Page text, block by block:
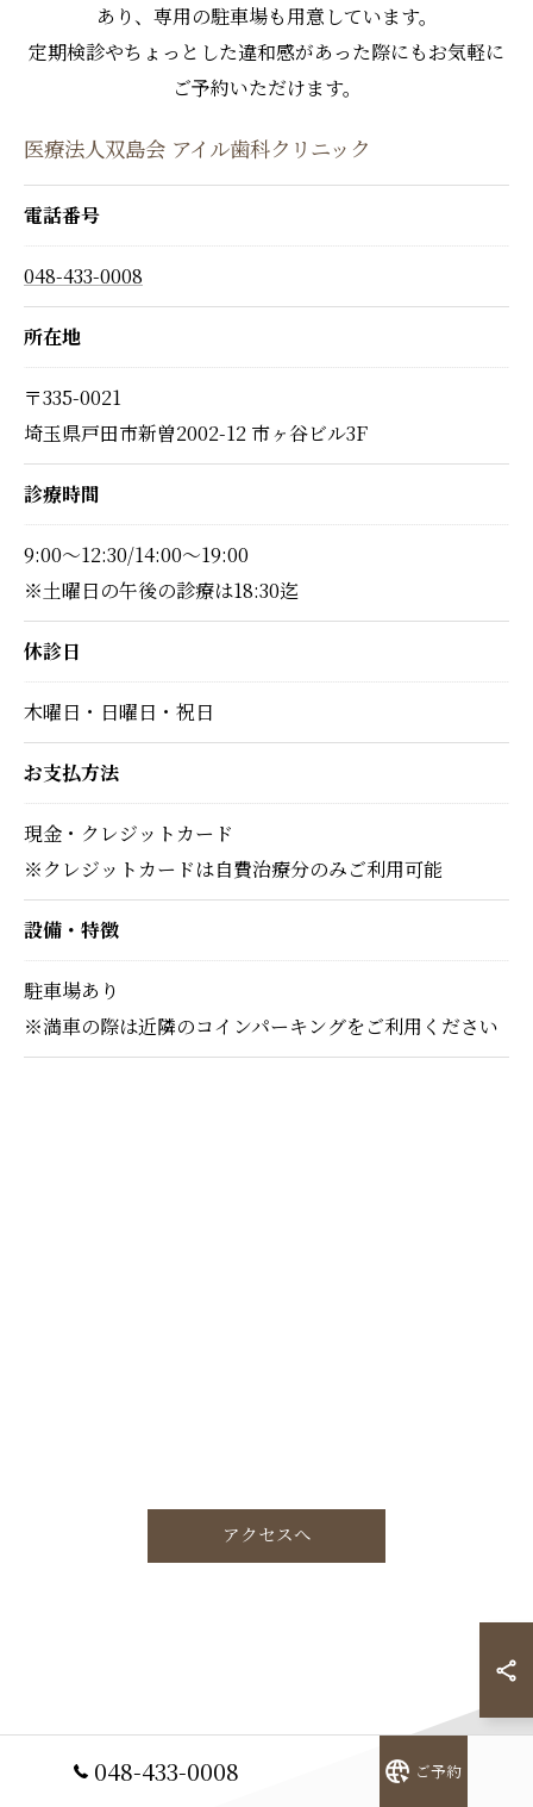
あり、専用の駐車場も用意しています。
定期検診やちょっとした違和感があった際にもお気軽に
ご予約いただけます。
医療法人双島会 アイル歯科クリニック
電話番号
048-433-0008
所在地
〒335-0021
埼玉県戸田市新曽2002-12 市ヶ谷ビル3F
診療時間
9:00〜12:30/14:00〜19:00
※土曜日の午後の診療は18:30迄
休診日
木曜日・日曜日・祝日
お支払方法
現金・クレジットカード
※クレジットカードは自費治療分のみご利用可能
設備・特徴
駐車場あり
※満車の際は近隣のコインパーキングをご利用ください
アクセスへ
048-433-0008 ご予約